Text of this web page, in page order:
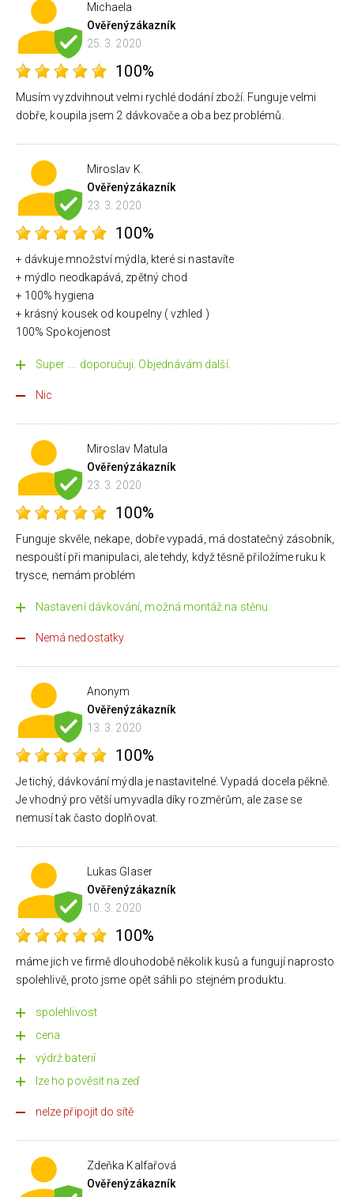
Michaela
Ověřenýzákazník
25. 3. 2020
100%
Musím vyzdvihnout velmi rychlé dodání zboží. Funguje velmi
dobře, koupila jsem 2 dávkovače a oba bez problémů.
Miroslav K.
Ověřenýzákazník
23. 3. 2020
100%
+ dávkuje množství mýdla, které si nastavíte
+ mýdlo neodkapává, zpětný chod
+ 100% hygiena
+ krásný kousek od koupelny ( vzhled )
100% Spokojenost
Super …. doporučuji. Objednávám další.
Nic
Miroslav Matula
Ověřenýzákazník
23. 3. 2020
100%
Funguje skvěle, nekape, dobře vypadá, má dostatečný zásobník,
nespouští při manipulaci, ale tehdy, když těsně přiložíme ruku k
trysce, nemám problém
Nastavení dávkování, možná montáž na stěnu
Nemá nedostatky
Anonym
Ověřenýzákazník
13. 3. 2020
100%
Je tichý, dávkování mýdla je nastavitelné. Vypadá docela pěkně.
Je vhodný pro větší umyvadla díky rozměrům, ale zase se
nemusí tak často doplňovat.
Lukas Glaser
Ověřenýzákazník
10. 3. 2020
100%
máme jich ve firmě dlouhodobě několik kusů a fungují naprosto
spolehlivě, proto jsme opět sáhli po stejném produktu.
spolehlivost
cena
výdrž baterií
lze ho pověsit na zeď
nelze připojit do sítě
Zdeňka Kalfařová
Ověřenýzákazník